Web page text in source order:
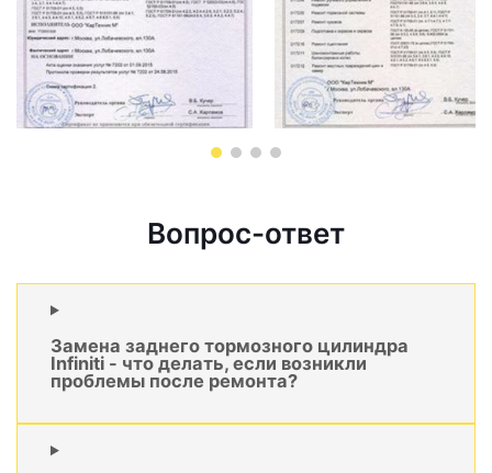
Вопрос-ответ
Замена заднего тормозного цилиндра
Infiniti - что делать, если возникли
проблемы после ремонта?